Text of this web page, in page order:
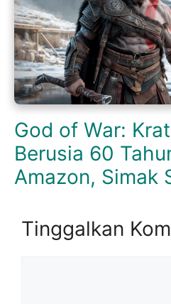
God of War:
Berusia 60
Amazon, Simak
Tinggalkan